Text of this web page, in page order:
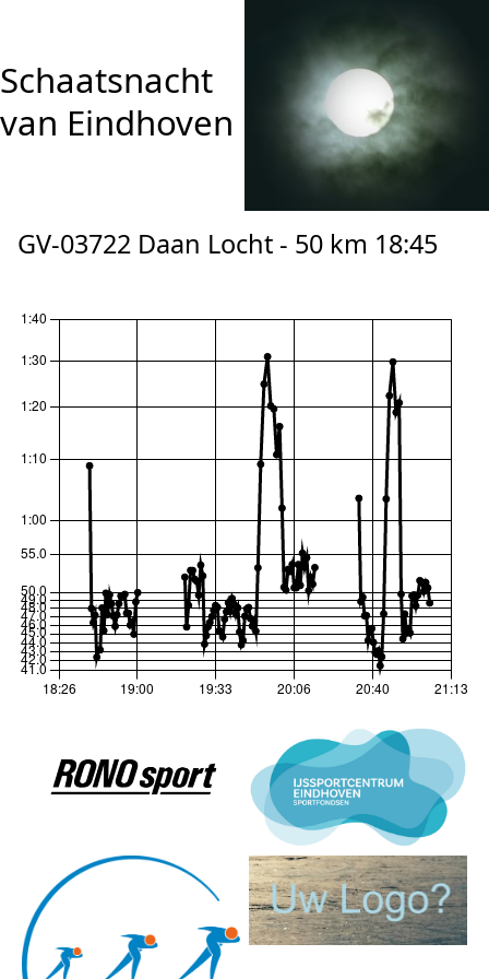
Schaatsnacht
van Eindhoven
GV-03722 Daan Locht - 50 km 18:45